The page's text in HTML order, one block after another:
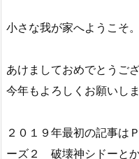
小さな我が家へようこそ
あけましておめでとうご
今年もよろしくお願いしま
２０１９年最初の記事は
ーズ２ 破壊神シドーと